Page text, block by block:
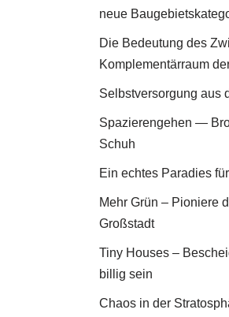
neue
Die Bedeutung des
Komplementärraum
Selbstversorgung aus
Spazierengehen —
Schuh
Ein echtes Paradies
Mehr Grün – Pioniere
Großstadt
Tiny Houses –
billig sein
Chaos in der